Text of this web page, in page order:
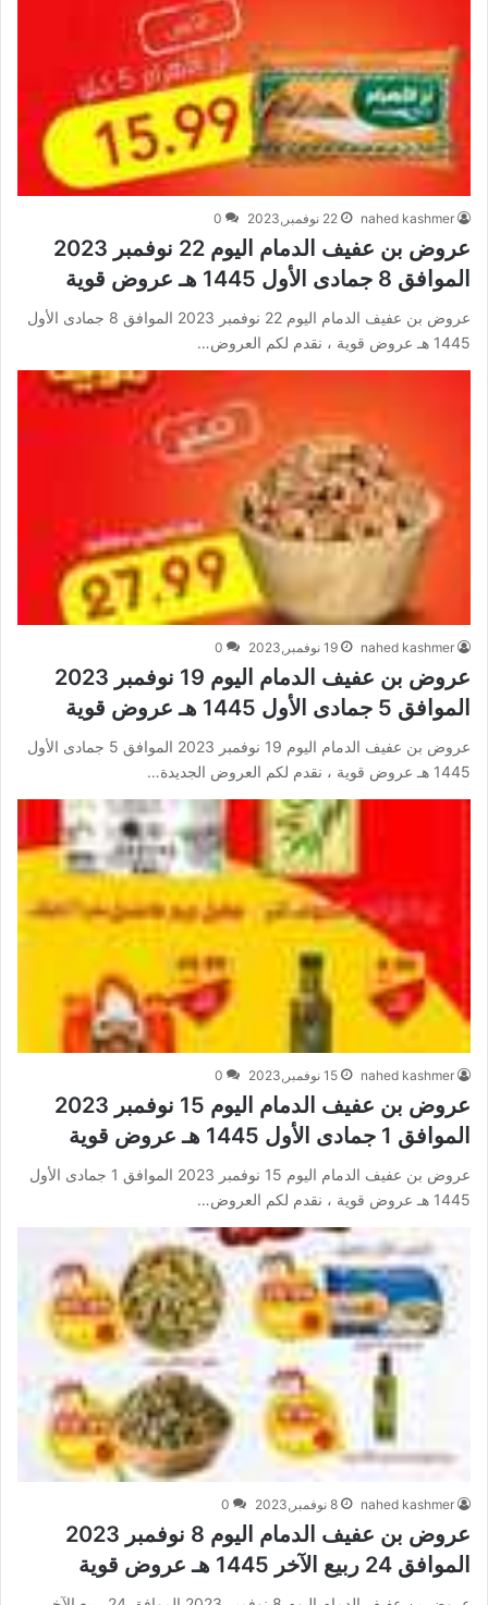
nahed kashmer 22 نوفمبر,2023 0
عروض بن عفيف الدمام اليوم 22 نوفمبر 2023
الموافق 8 جمادى الأول 1445 هـ عروض قوية
عروض بن عفيف الدمام اليوم 22 نوفمبر 2023 الموافق 8 جمادى الأول
1445 هـ عروض قوية ، نقدم لكم العروض…
nahed kashmer 19 نوفمبر,2023 0
عروض بن عفيف الدمام اليوم 19 نوفمبر 2023
الموافق 5 جمادى الأول 1445 هـ عروض قوية
عروض بن عفيف الدمام اليوم 19 نوفمبر 2023 الموافق 5 جمادى الأول
1445 هـ عروض قوية ، نقدم لكم العروض الجديدة…
nahed kashmer 15 نوفمبر,2023 0
عروض بن عفيف الدمام اليوم 15 نوفمبر 2023
الموافق 1 جمادى الأول 1445 هـ عروض قوية
عروض بن عفيف الدمام اليوم 15 نوفمبر 2023 الموافق 1 جمادى الأول
1445 هـ عروض قوية ، نقدم لكم العروض…
nahed kashmer 8 نوفمبر,2023 0
عروض بن عفيف الدمام اليوم 8 نوفمبر 2023
الموافق 24 ربيع الآخر 1445 هـ عروض قوية